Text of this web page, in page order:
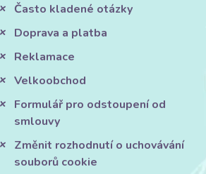
Často kladené otázky
Doprava a platba
Reklamace
Velkoobchod
Formulář pro odstoupení od
smlouvy
Změnit rozhodnutí o uchovávání
souborů cookie